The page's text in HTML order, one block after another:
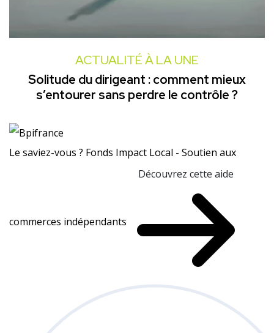
ACTUALITÉ À LA UNE
Solitude du dirigeant : comment mieux
s’entourer sans perdre le contrôle ?
Le saviez-vous ? Fonds Impact Local - Soutien aux
commerces indépendants
Découvrez cette aide